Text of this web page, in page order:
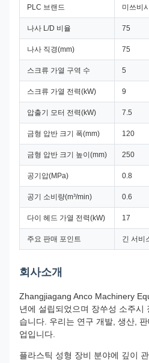
PLC 브랜드 미쓰비시
나사 L/D 비율 75
나사 직경(mm) 75
스크류 가열 구역 수 5
스크류 가열 전력(kW) 9
압출기 모터 전력(kW) 7.5
금형 압반 크기 폭(mm) 120
금형 압반 크기 높이(mm) 250
공기압(MPa) 0.8
공기 소비량(m³/min) 0.6
다이 헤드 가열 전력(kW) 17
주요 판매 포인트 긴 서비
회사소개
Zhangjiagang Anco Machinery
년에 설립되었으며 장쑤성 소주시
습니다. 우리는 연구 개발, 생산,
업입니다.
플라스틱 성형 장비 분야에 깊이